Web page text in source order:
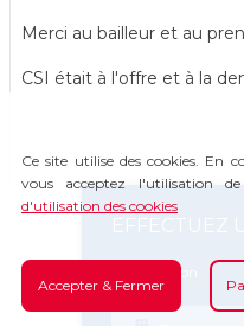
Merci au bailleur et au
CSI était à l'offre et à la
Location
Ce site utilise des cookies. En
vous acceptez l'utilisation
d'utilisation des cookies
Accepter & Fermer